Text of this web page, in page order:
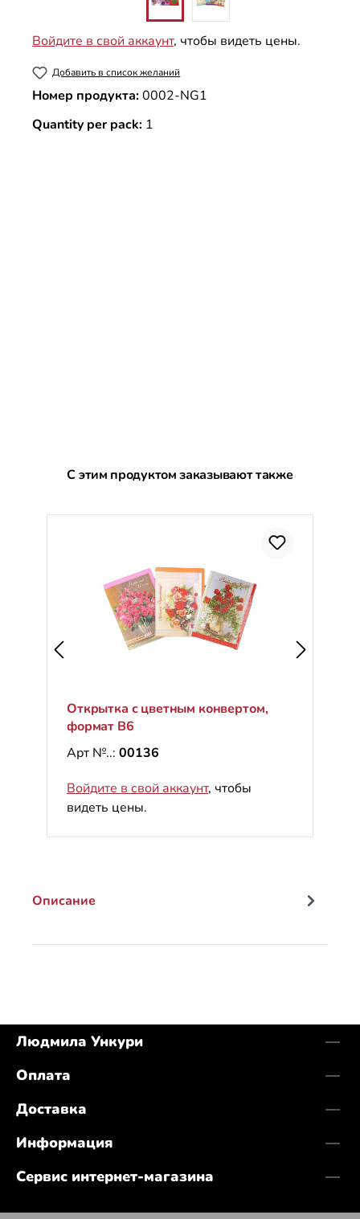
Войдите в свой аккаунт, чтобы видеть цены.
Добавить в список желаний
Номер продукта:0002-NG1
Quantity per pack: 1
Пропустить галерею продуктов
С этим продуктом заказывают также
Открытка с цветным конвертом,
формат B6
Арт №..: 00136
Войдите в свой аккаунт, чтобы
видеть цены.
Описание
Людмила Ункури
Оплата
Доставка
Информация
Сервис интернет-магазина